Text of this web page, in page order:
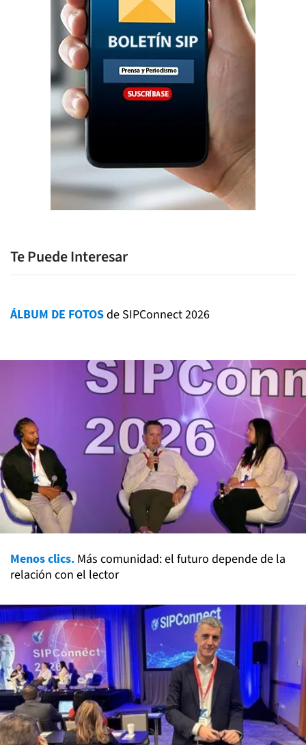
Te Puede Interesar
ÁLBUM DE FOTOSde SIPConnect 2026
Menos clics. Más comunidad: el futuro depende de la
relación con el lector